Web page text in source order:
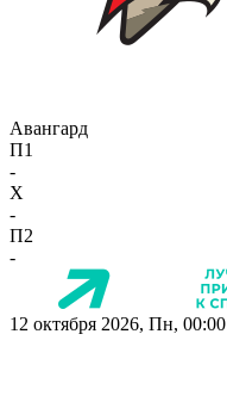
Авангард
П1
-
X
-
П2
-
12 октября 2026, Пн, 00:00